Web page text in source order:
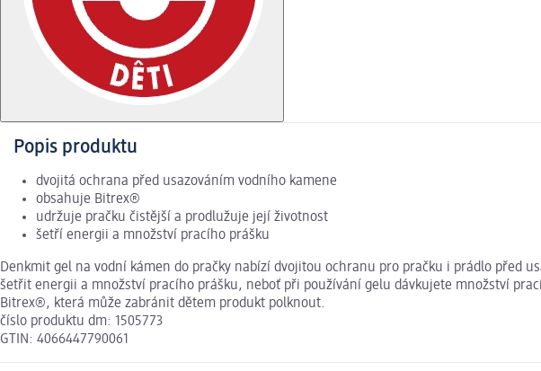
Popis produktu
dvojitá ochrana před usazováním vodního kamene
obsahuje Bitrex®
udržuje pračku čistější a prodlužuje její životnost
šetří energii a množství pracího prášku
Denkmit gel na vodní kámen do pračky nabízí dvojitou ochranu pro pračku i prádlo před
šetřit energii a množství pracího prášku, neboť při používání gelu dávkujete množství
Bitrex®, která může zabránit dětem produkt polknout.
číslo produktu dm: 1505773
GTIN: 4066447790061